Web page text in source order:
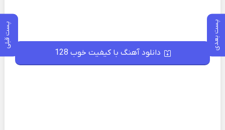
پست بعدی پست قبلی
دانلود آهنگ با کیفیت خوب 128